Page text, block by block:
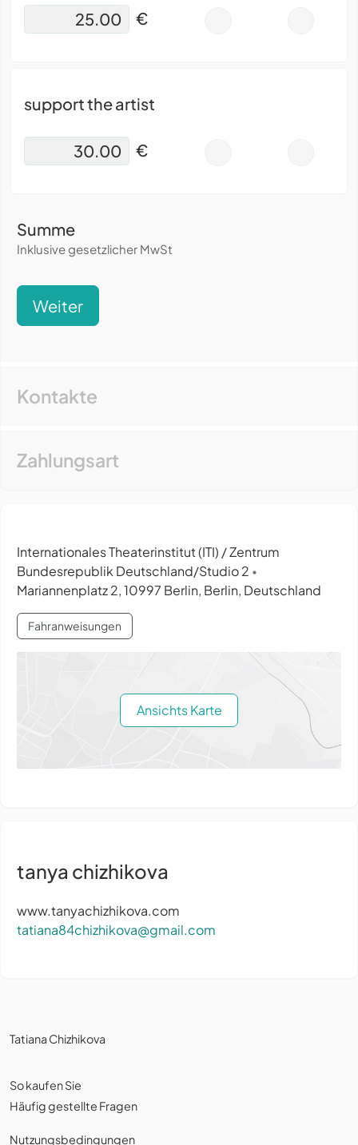
€
support the artist
€
Summe
Inklusive gesetzlicher MwSt
Weiter
Kontakte
Zahlungsart
Internationales Theaterinstitut (ITI) / Zentrum
Bundesrepublik Deutschland/Studio 2 •
Mariannenplatz 2, 10997 Berlin, Berlin, Deutschland
Fahranweisungen
Ansichts Karte
tanya chizhikova
www.tanyachizhikova.com
tatiana84chizhikova@gmail.com
Tatiana Chizhikova
So kaufen Sie
Häufig gestellte Fragen
Nutzungsbedingungen